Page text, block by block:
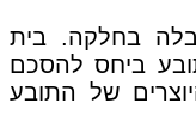
בחלקה. בית
ביחס להסכם
של התובע